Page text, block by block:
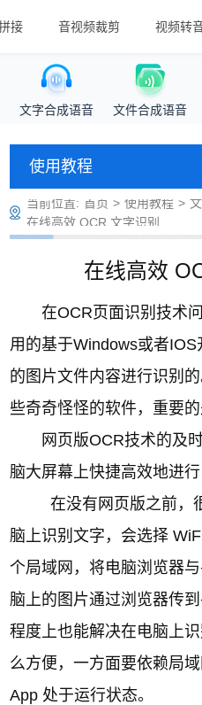
接 音视频裁剪 视频转
文字合成语音 文件合成语音
使用教程
当前位置: 首页 > 使用教程 >
在线高效 OCR 文字识别
在线高效
在OCR页面识别技术
用的基于Windows或者
的图片文件内容进行识别
些奇奇怪怪的软件，重要
网页版OCR技术的及
脑大屏幕上快捷高效地进
在没有网页版之前，
脑上识别文字，会选择
个局域网，将电脑浏览器
脑上的图片通过浏览器传
程度上也能解决在电脑上
么方便，一方面要依赖局
App 处于运行状态。